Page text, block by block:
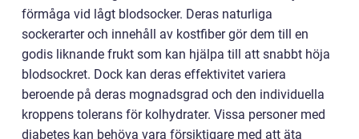
förmåga vid lågt blodsocker. Deras naturliga
sockerarter och innehåll av kostfiber gör dem till en
godis liknande frukt som kan hjälpa till att snabbt höja
blodsockret. Dock kan deras effektivitet variera
beroende på deras mognadsgrad och den individuella
kroppens tolerans för kolhydrater. Vissa personer med
diabetes kan behöva vara försiktigare med att äta